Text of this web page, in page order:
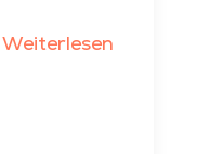
Weiterlesen